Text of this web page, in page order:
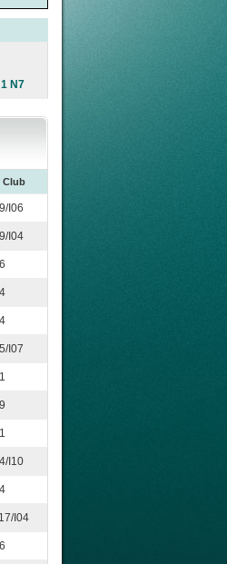
1 N7
Club
I06
I04
I07
I10
I04